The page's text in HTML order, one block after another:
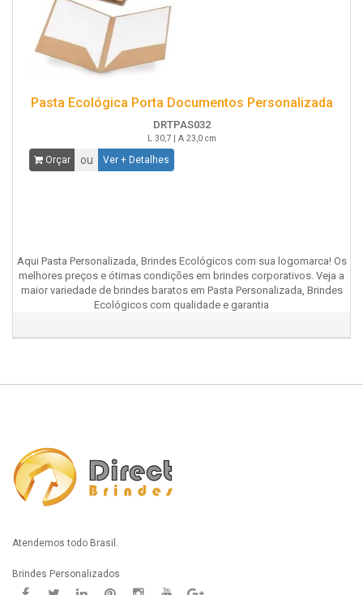
Pasta Ecológica Porta Documentos Personalizada
DRTPAS032
L 30,7 | A 23,0 cm
Orçar ou Ver + Detalhes
Aqui Pasta Personalizada, Brindes Ecológicos com sua logomarca! Os
melhores preços e ótimas condições em brindes corporativos. Veja a
maior variedade de brindes baratos em Pasta Personalizada, Brindes
Ecológicos com qualidade e garantia
Atendemos todo Brasil.
Brindes Personalizados